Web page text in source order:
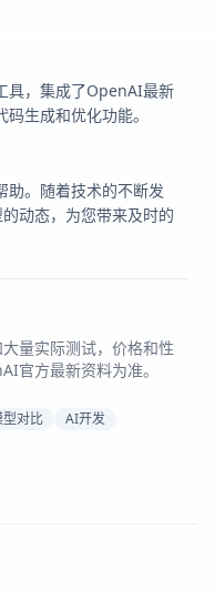
具，集成了OpenAI最新
生成和优化功能。
助。随着技术的不断发
动态，为您带来及时的
量实际测试，价格和性
官方最新资料为准。
型对比
AI开发